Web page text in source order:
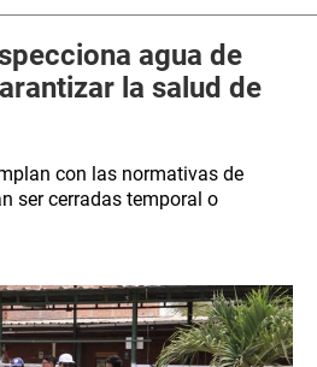
agua de
la salud de
con las normativas de
ser cerradas temporal o